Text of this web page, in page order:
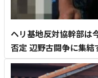
ヘリ基地反対協幹部は
否定 辺野古闘争に集